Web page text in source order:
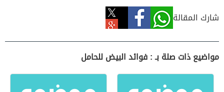
شارك المقالة
مواضيع ذات صلة بـ : فوائد البيض للحامل